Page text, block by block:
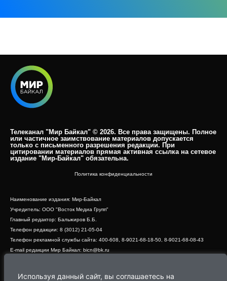
Используя данный сайт, вы соглашаетесь на
Телеканал "Мир Байкал" © 2026. Все права защищены. Полное
или частичное заимствование материалов допускается
только с письменного разрешения редакции. При
цитировании материалов прямая активная ссылка на сетевое
издание "Мир-Байкал" обязательна.​
Политика конфиденциальности
Наименование издания: Мир-Байкал
Учредитель: ООО "Восток Медиа Групп"
Главный редактор: Бальжиров Б.Б.
Телефон редакции: 8 (3012) 21-05-04
Телефон рекламной службы сайта: 400-608, 8-9021-68-18-50, 8-9021-68-08-43
E-mail редакции Мир Байкал: bicn@bk.ru
Адрес редакции: 670000, г. Улан-Удэ, ул. Профсоюзная, дом 44, офис 1